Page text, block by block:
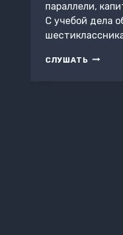
параллели,
С учебой дела
СЛУШАТЬ О